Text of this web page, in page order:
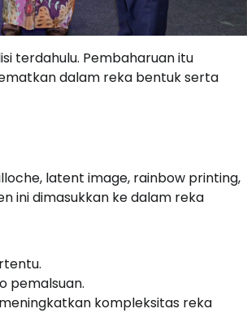
terdahulu. Pembaharuan itu
dalam reka bentuk serta
latent image, rainbow printing,
ini dimasukkan ke dalam reka
pemalsuan.
kompleksitas reka